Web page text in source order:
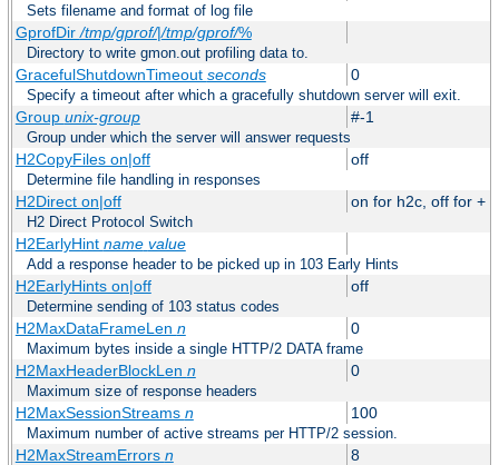
Sets filename and format of log file
GprofDir/tmp/gprof/|/tmp/gprof/%
Directory to write gmon.out profiling data to.
GracefulShutdownTimeout seconds 0
Specify a timeout after which a gracefully shutdown server will exit.
Group unix-group #-1
Group under which the server will answer requests
H2CopyFiles on|off off
Determine file handling in responses
H2Direct on|off on for h2c, off for +
H2 Direct Protocol Switch
H2EarlyHint name value
Add a response header to be picked up in 103 Early Hints
H2EarlyHints on|off off
Determine sending of 103 status codes
H2MaxDataFrameLen n 0
Maximum bytes inside a single HTTP/2 DATA frame
H2MaxHeaderBlockLen n 0
Maximum size of response headers
H2MaxSessionStreams n 100
Maximum number of active streams per HTTP/2 session.
H2MaxStreamErrors n 8